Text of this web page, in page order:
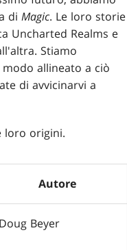
di Magic. Le loro storie
Uncharted Realms e
Stiamo
allineato a ciò
di avvicinarvi a
loro origini.
Autore
Doug Beyer